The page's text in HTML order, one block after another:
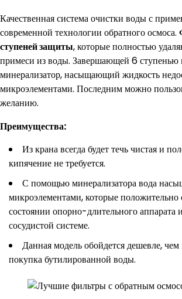
Качественная система очистки воды с
современной технологии обратного осмоса.
ступеней защиты, которые полностью
примеси из воды. Завершающей 6 ступенью
минерализатор, насыщающий жидкость
микроэлементами. Последним можно
желанию.
Преимущества:
Из крана всегда будет течь чистая и
кипячение не требуется.
С помощью минерализатора вода
микроэлементами, которые положительно
состоянии опорно-длительного аппарата
сосудистой системе.
Данная модель обойдется дешевле, чем
покупка бутилированной воды.